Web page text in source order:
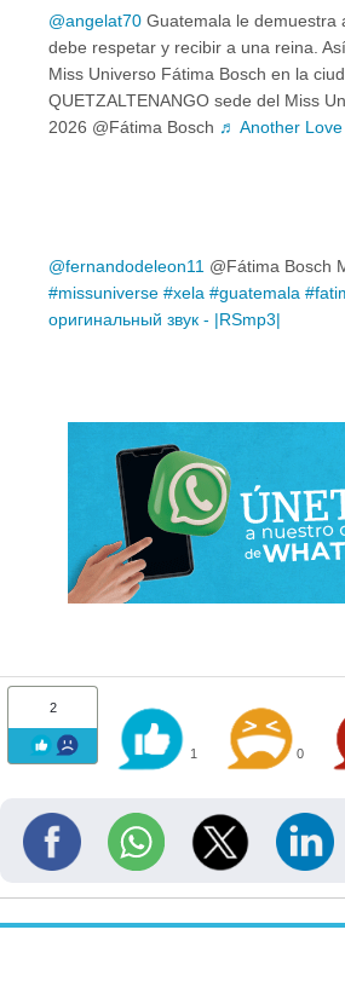
@angelat70 Guatemala le demuestra
debe respetar y recibir a una reina.
Miss Universo Fátima Bosch en la
QUETZALTENANGO sede del Miss
2026 @Fátima Bosch ♬ Another Love
@fernandodeleon11 @Fátima Bosch
#missuniverse #xela #guatemala
оригинальный звук - |RSmp3|
2
1 0